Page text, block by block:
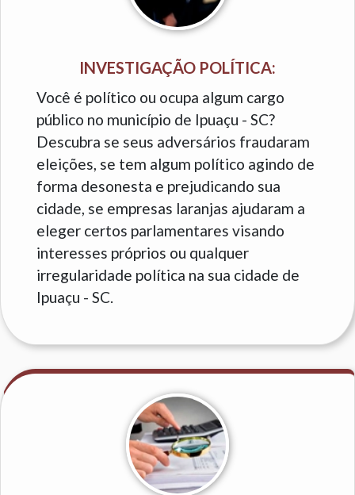
INVESTIGAÇÃO POLÍTICA:
Você é político ou ocupa algum cargo
público no município de Ipuaçu - SC?
Descubra se seus adversários fraudaram
eleições, se tem algum político agindo de
forma desonesta e prejudicando sua
cidade, se empresas laranjas ajudaram a
eleger certos parlamentares visando
interesses próprios ou qualquer
irregularidade política na sua cidade de
Ipuaçu - SC.